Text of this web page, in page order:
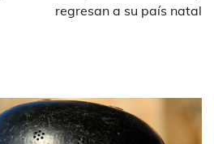
regresan a su país natal